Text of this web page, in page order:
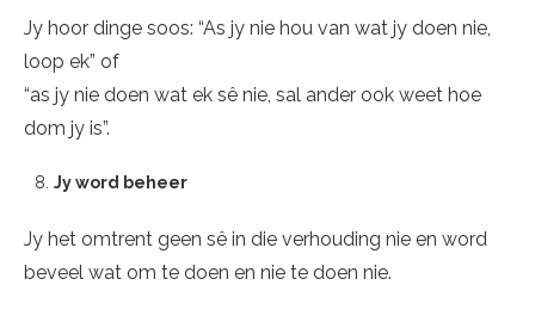
Jy hoor dinge soos: “As jy nie hou van wat jy doen nie,
loop ek” of
“as jy nie doen wat ek sê nie, sal ander ook weet hoe
dom jy is”.
Jy word beheer
Jy het omtrent geen sê in die verhouding nie en word
beveel wat om te doen en nie te doen nie.